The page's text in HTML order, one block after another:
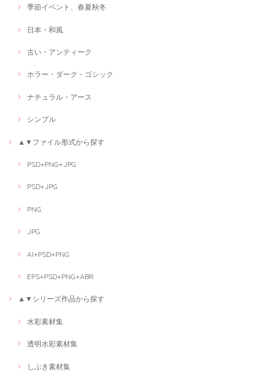
季節イベント、春夏秋冬
日本・和風
古い・アンティーク
ホラー・ダーク・ゴシック
ナチュラル・アース
シンプル
▲▼ファイル形式から探す
PSD+PNG+JPG
PSD+JPG
PNG
JPG
AI+PSD+PNG
EPS+PSD+PNG+ABR
▲▼シリーズ作品から探す
水彩素材集
透明水彩素材集
しぶき素材集